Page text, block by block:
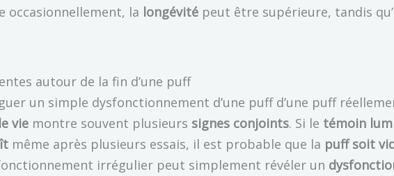
occasionnellement, la longévité peut être supérieure, tandis
autour de la fin d’une puff
un simple dysfonctionnement d’une puff d’une puff
vie montre souvent plusieurs signes conjoints. Si le témoin
même après plusieurs essais, il est probable que la puff soit
irrégulier peut simplement révéler un